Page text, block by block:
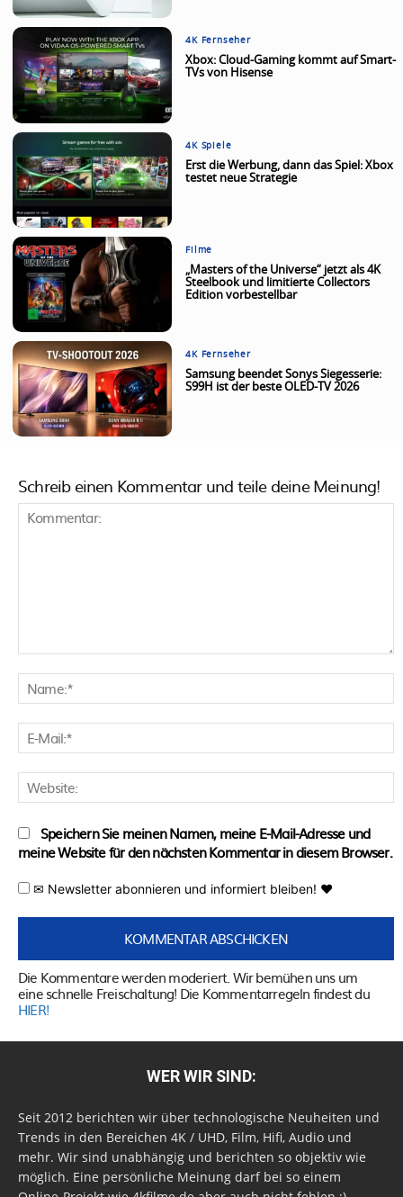
4K Fernseher
Xbox: Cloud-Gaming kommt auf Smart-
TVs von Hisense
4K Spiele
Erst die Werbung, dann das Spiel: Xbox
testet neue Strategie
Filme
„Masters of the Universe“ jetzt als 4K
Steelbook und limitierte Collectors
Edition vorbestellbar
4K Fernseher
Samsung beendet Sonys Siegesserie:
S99H ist der beste OLED-TV 2026
Schreib einen Kommentar und teile deine Meinung!
Speichern Sie meinen Namen, meine E-Mail-Adresse und
meine Website für den nächsten Kommentar in diesem Browser.
✉ Newsletter abonnieren und informiert bleiben! ♥
Die Kommentare werden moderiert. Wir bemühen uns um
eine schnelle Freischaltung! Die Kommentarregeln findest du
HIER!
WER WIR SIND:
Seit 2012 berichten wir über technologische Neuheiten und
Trends in den Bereichen 4K / UHD, Film, Hifi, Audio und
mehr. Wir sind unabhängig und berichten so objektiv wie
möglich. Eine persönliche Meinung darf bei so einem